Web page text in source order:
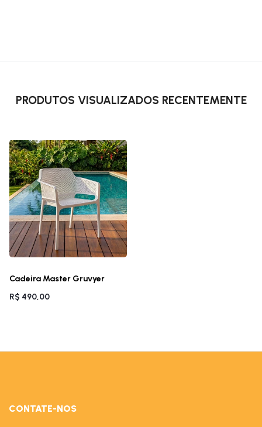
PRODUTOS VISUALIZADOS RECENTEMENTE
Cadeira Master Gruvyer
R$ 490,00
CONTATE-NOS